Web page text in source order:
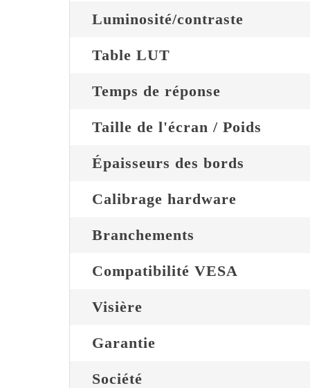
Luminosité/contraste
Table LUT
Temps de réponse
Taille de l'écran / Poids
Épaisseurs des bords
Calibrage hardware
Branchements
Compatibilité VESA
Visière
Garantie
Société